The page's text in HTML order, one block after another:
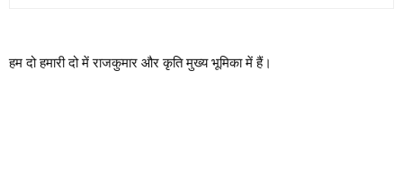
हम दो हमारी दो में राजकुमार और कृति मुख्य भूमिका में हैं।